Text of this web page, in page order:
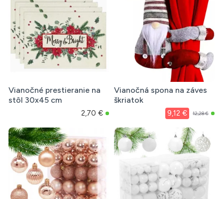
Vianočné prestieranie na
stôl 30x45 cm
2,70 €
Vianočná spona na záves
škriatok
9,12 € 12,28 €